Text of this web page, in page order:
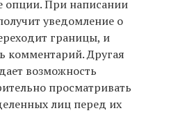
опции. При написании
уведомление о
границы, и
комментарий. Другая
возможность
просматривать
лиц перед их